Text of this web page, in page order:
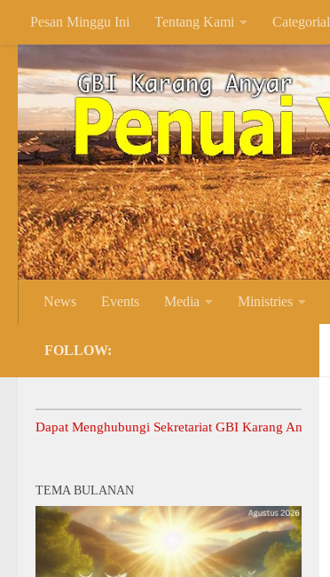
Skip to content
Pesan Minggu Ini Tentang Kami Categorial
News Events Media Ministries
FOLLOW:
Menghubungi Sekretariat GBI Karang Anyar.
TEMA BULANAN